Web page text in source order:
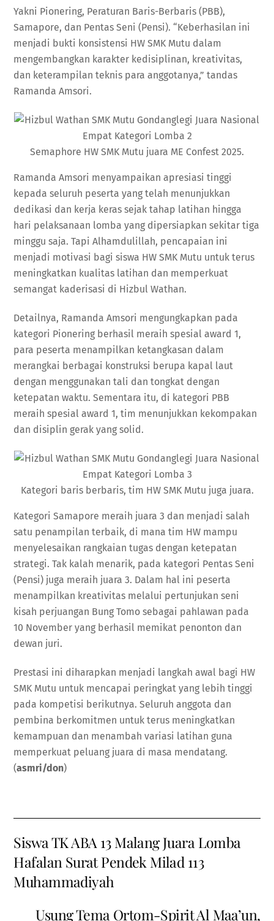
Yakni Pionering, Peraturan Baris-Berbaris (PBB),
Samapore, dan Pentas Seni (Pensi). “Keberhasilan ini
menjadi bukti konsistensi HW SMK Mutu dalam
mengembangkan karakter kedisiplinan, kreativitas,
dan keterampilan teknis para anggotanya,” tandas
Ramanda Amsori.
Semaphore HW SMK Mutu juara ME Confest 2025.
Ramanda Amsori menyampaikan apresiasi tinggi
kepada seluruh peserta yang telah menunjukkan
dedikasi dan kerja keras sejak tahap latihan hingga
hari pelaksanaan lomba yang dipersiapkan sekitar tiga
minggu saja. Tapi Alhamdulillah, pencapaian ini
menjadi motivasi bagi siswa HW SMK Mutu untuk terus
meningkatkan kualitas latihan dan memperkuat
semangat kaderisasi di Hizbul Wathan.
Detailnya, Ramanda Amsori mengungkapkan pada
kategori Pionering berhasil meraih spesial award 1,
para peserta menampilkan ketangkasan dalam
merangkai berbagai konstruksi berupa kapal laut
dengan menggunakan tali dan tongkat dengan
ketepatan waktu. Sementara itu, di kategori PBB
meraih spesial award 1, tim menunjukkan kekompakan
dan disiplin gerak yang solid.
Kategori baris berbaris, tim HW SMK Mutu juga juara.
Kategori Samapore meraih juara 3 dan menjadi salah
satu penampilan terbaik, di mana tim HW mampu
menyelesaikan rangkaian tugas dengan ketepatan
strategi. Tak kalah menarik, pada kategori Pentas Seni
(Pensi) juga meraih juara 3. Dalam hal ini peserta
menampilkan kreativitas melalui pertunjukan seni
kisah perjuangan Bung Tomo sebagai pahlawan pada
10 November yang berhasil memikat penonton dan
dewan juri.
Prestasi ini diharapkan menjadi langkah awal bagi HW
SMK Mutu untuk mencapai peringkat yang lebih tinggi
pada kompetisi berikutnya. Seluruh anggota dan
pembina berkomitmen untuk terus meningkatkan
kemampuan dan menambah variasi latihan guna
memperkuat peluang juara di masa mendatang.
(asmri/don)
Siswa TK ABA 13 Malang Juara Lomba
Hafalan Surat Pendek Milad 113
Muhammadiyah
Usung Tema Ortom-Spirit Al Maa’un,